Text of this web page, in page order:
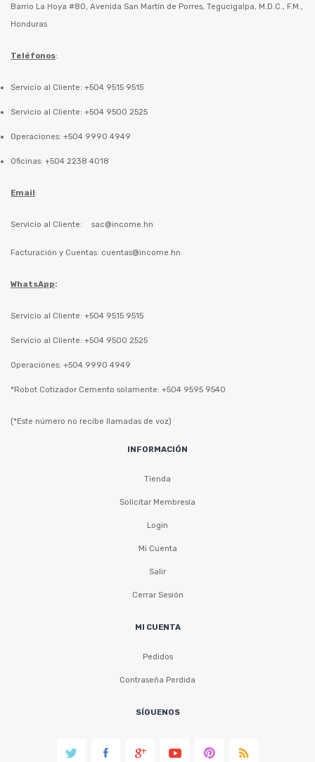
Barrio La Hoya #80, Avenida San Martín de Porres, Tegucigalpa, M.D.C., F.M.,
Honduras
Teléfonos:
Servicio al Cliente: +504 9515 9515
Servicio al Cliente: +504 9500 2525
Operaciones: +504 9990 4949
Oficinas: +504 2238 4018
Email:
Servicio al Cliente: sac@income.hn
Facturación y Cuentas: cuentas@income.hn
WhatsApp:
Servicio al Cliente: +504 9515 9515
Servicio al Cliente: +504 9500 2525
Operaciones: +504 9990 4949
*Robot Cotizador Cemento solamente: +504 9595 9540
(*Este número no recibe llamadas de voz)
INFORMACIÓN
Tienda
Solicitar Membresía
Login
Mi Cuenta
Salir
Cerrar Sesión
MI CUENTA
Pedidos
Contraseña Perdida
SÍGUENOS